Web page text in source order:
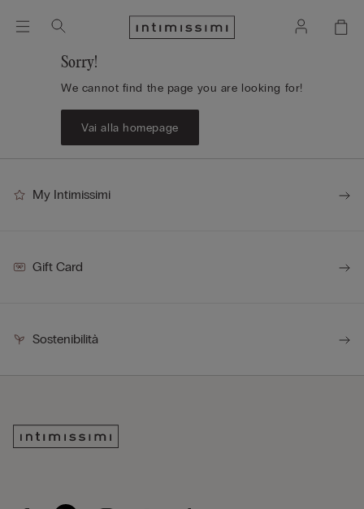
Sorry!
We cannot find the page you are looking for!
Vai alla homepage
My Intimissimi
Gift Card
Sostenibilità